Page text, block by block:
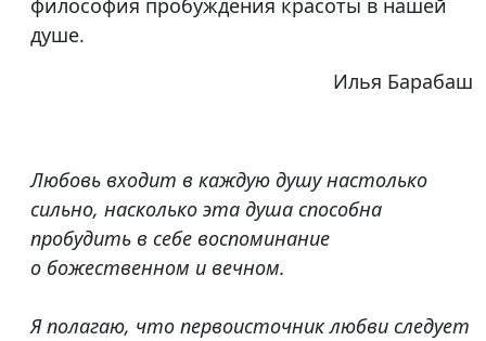
философия пробуждения красоты в нашей
душе.
Илья Барабаш
Любовь входит в каждую душу настолько
сильно, насколько эта душа способна
пробудить в себе воспоминание
о божественном и вечном.
Я полагаю, что первоисточник любви следует